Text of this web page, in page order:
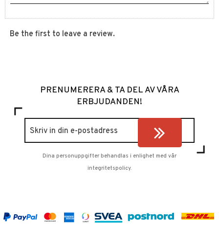
Be the first to leave a review.
PRENUMERERA & TA DEL AV VÅRA
ERBJUDANDEN!
Dina personuppgifter behandlas i enlighet med vår
integritetspolicy.